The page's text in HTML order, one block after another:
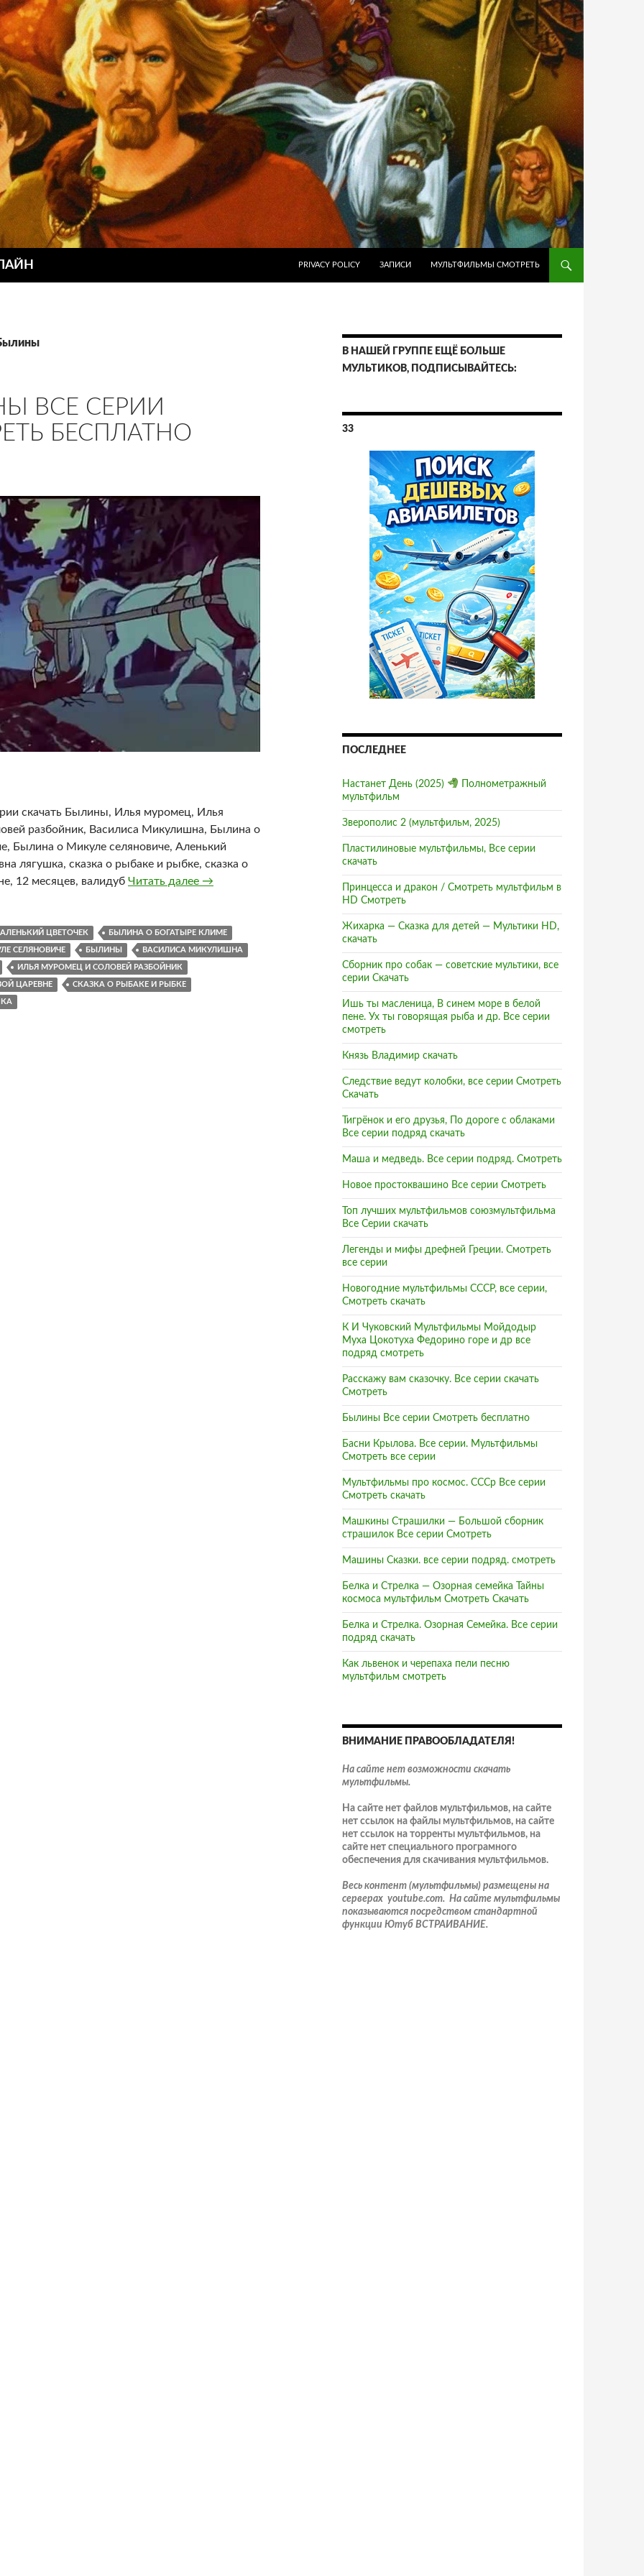
PRIVACY POLICY
ЗАПИСИ МУЛЬТФИЛЬМЫ СМОТРЕТЬ
ВСЕ СЕРИИ
БЕСПЛАТНО
скачать Былины, Илья муромец, Илья
разбойник, Василиса Микулишна, Былина о
Былина о Микуле селяновиче, Аленький
лягушка, сказка о рыбаке и рыбке, сказка о
12 месяцев, валидуб Читать далее Былины Все серии Смотреть бесплатно
→
АЛЕНЬКИЙ ЦВЕТОЧЕК БЫЛИНА О БОГАТЫРЕ КЛИМЕ
СЕЛЯНОВИЧЕ БЫЛИНЫ ВАСИЛИСА МИКУЛИШНА
ИЛЬЯ МУРОМЕЦ И СОЛОВЕЙ РАЗБОЙНИК
ЦАРЕВНЕ СКАЗКА О РЫБАКЕ И РЫБКЕ
В НАШЕЙ ГРУППЕ ЕЩЁ БОЛЬШЕ
МУЛЬТИКОВ, ПОДПИСЫВАЙТЕСЬ:
33
ПОСЛЕДНЕЕ
Настанет День (2025)
Полнометражный
мультфильм
Зверополис 2 (мультфильм, 2025)
Пластилиновые мультфильмы, Все серии
скачать
Принцесса и дракон / Смотреть мультфильм в
HD Смотреть
Жихарка — Сказка для детей — Мультики HD,
скачать
Сборник про собак — советские мультики, все
серии Скачать
Ишь ты масленица, В синем море в белой
пене. Ух ты говорящая рыба и др. Все серии
смотреть
Князь Владимир скачать
Следствие ведут колобки, все серии Смотреть
Скачать
Тигрёнок и его друзья, По дороге с облаками
Все серии подряд скачать
Маша и медведь. Все серии подряд. Смотреть
Новое простоквашино Все серии Смотреть
Топ лучших мультфильмов союзмультфильма
Все Серии скачать
Легенды и мифы дрефней Греции. Смотреть
все серии
Новогодние мультфильмы СССР, все серии,
Смотреть скачать
К И Чуковский Мультфильмы Мойдодыр
Муха Цокотуха Федорино горе и др все
подряд смотреть
Расскажу вам сказочку. Все серии скачать
Смотреть
Былины Все серии Смотреть бесплатно
Басни Крылова. Все серии. Мультфильмы
Смотреть все серии
Мультфильмы про космос. СССр Все серии
Смотреть скачать
Машкины Страшилки — Большой сборник
страшилок Все серии Смотреть
Машины Сказки. все серии подряд. смотреть
Белка и Стрелка — Озорная семейка Тайны
космоса мультфильм Смотреть Скачать
Белка и Стрелка. Озорная Семейка. Все серии
подряд скачать
Как львенок и черепаха пели песню
мультфильм смотреть
ВНИМАНИЕ ПРАВООБЛАДАТЕЛЯ!
На сайте нет возможности скачать
мультфильмы.
На сайте нет файлов мультфильмов, на сайте
нет ссылок на файлы мультфильмов, на сайте
нет ссылок на торренты мультфильмов, на
сайте нет специального програмного
обеспечения для скачивания мультфильмов.
Весь контент (мультфильмы) размещены на
серверах youtube.com. На сайте мультфильмы
показываются посредством стандартной
функции Ютуб ВСТРАИВАНИЕ.